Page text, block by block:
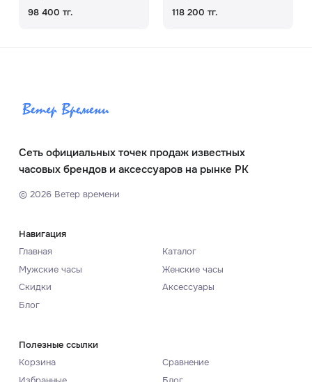
98 400 тг.
118 200 тг.
Сеть официальных точек продаж известных
часовых брендов и аксессуаров на рынке РК
© 2026Ветер времени
Навигация
Главная
Каталог
Мужские часы
Женские часы
Скидки
Аксессуары
Блог
Полезные ссылки
Корзина
Сравнение